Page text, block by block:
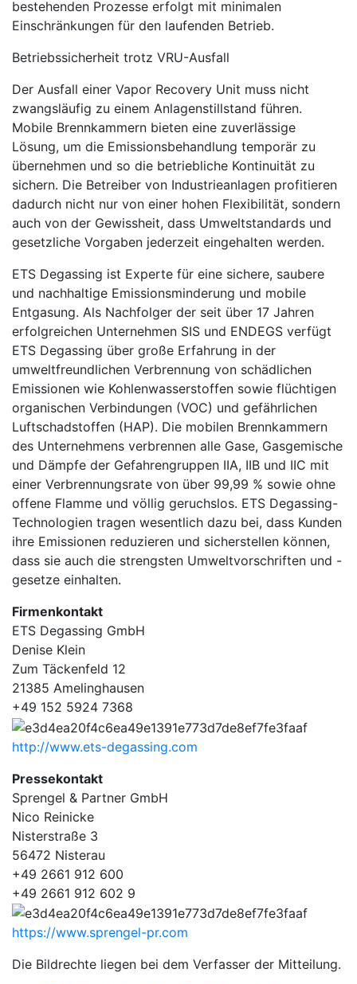
bestehenden Prozesse erfolgt mit minimalen
Einschränkungen für den laufenden Betrieb.
Betriebssicherheit trotz VRU-Ausfall
Der Ausfall einer Vapor Recovery Unit muss nicht
zwangsläufig zu einem Anlagenstillstand führen.
Mobile Brennkammern bieten eine zuverlässige
Lösung, um die Emissionsbehandlung temporär zu
übernehmen und so die betriebliche Kontinuität zu
sichern. Die Betreiber von Industrieanlagen profitieren
dadurch nicht nur von einer hohen Flexibilität, sondern
auch von der Gewissheit, dass Umweltstandards und
gesetzliche Vorgaben jederzeit eingehalten werden.
ETS Degassing ist Experte für eine sichere, saubere
und nachhaltige Emissionsminderung und mobile
Entgasung. Als Nachfolger der seit über 17 Jahren
erfolgreichen Unternehmen SIS und ENDEGS verfügt
ETS Degassing über große Erfahrung in der
umweltfreundlichen Verbrennung von schädlichen
Emissionen wie Kohlenwasserstoffen sowie flüchtigen
organischen Verbindungen (VOC) und gefährlichen
Luftschadstoffen (HAP). Die mobilen Brennkammern
des Unternehmens verbrennen alle Gase, Gasgemische
und Dämpfe der Gefahrengruppen IIA, IIB und IIC mit
einer Verbrennungsrate von über 99,99 % sowie ohne
offene Flamme und völlig geruchslos. ETS Degassing-
Technologien tragen wesentlich dazu bei, dass Kunden
ihre Emissionen reduzieren und sicherstellen können,
dass sie auch die strengsten Umweltvorschriften und -
gesetze einhalten.
Firmenkontakt
ETS Degassing GmbH
Denise Klein
Zum Täckenfeld 12
21385 Amelinghausen
+49 152 5924 7368
http://www.ets-degassing.com
Pressekontakt
Sprengel & Partner GmbH
Nico Reinicke
Nisterstraße 3
56472 Nisterau
+49 2661 912 600
+49 2661 912 602 9
https://www.sprengel-pr.com
Die Bildrechte liegen bei dem Verfasser der Mitteilung.